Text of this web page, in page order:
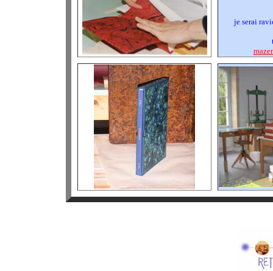
je serai